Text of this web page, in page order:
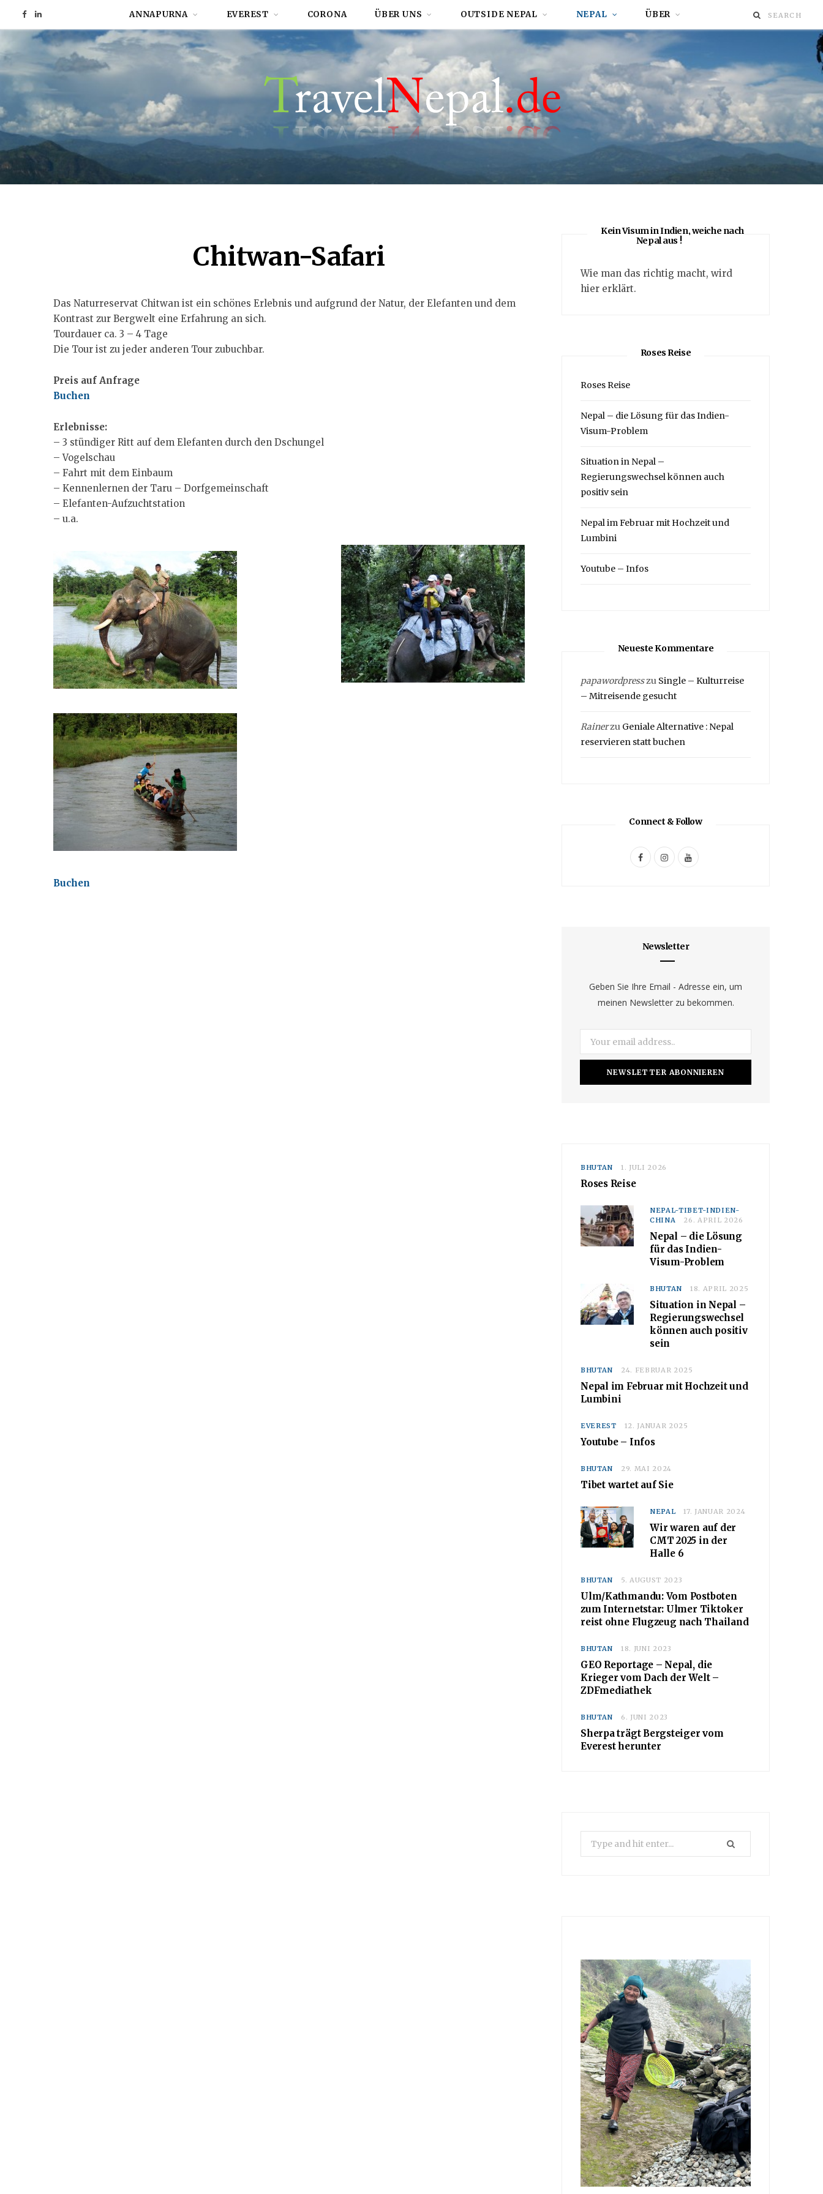
F
b
L
i
k
e
ANNAPURNA EVEREST CORONA ÜBER UNS OUTSIDE NEPAL NEPAL ÜBER
Chitwan-Safari
Das Naturreservat Chitwan ist ein schönes Erlebnis und aufgrund der Natur, der Elefanten und dem
Kontrast zur Bergwelt eine Erfahrung an sich.
Tourdauer ca. 3 – 4 Tage
Die Tour ist zu jeder anderen Tour zubuchbar.
Preis auf Anfrage
Buchen
Erlebnisse:
– 3 stündiger Ritt auf dem Elefanten durch den Dschungel
– Vogelschau
– Fahrt mit dem Einbaum
– Kennenlernen der Taru – Dorfgemeinschaft
– Elefanten-Aufzuchtstation
– u.a.
Buchen
Kein Visum in Indien, weiche nach
Nepal aus !
Wie man das richtig macht, wird
hier erklärt.
Roses Reise
Roses Reise
Nepal – die Lösung für das Indien-
Visum-Problem
Situation in Nepal –
Regierungswechsel können auch
positiv sein
Nepal im Februar mit Hochzeit und
Lumbini
Youtube – Infos
Neueste Kommentare
papawordpresszu Single – Kulturreise
– Mitreisende gesucht
Rainerzu Geniale Alternative : Nepal
reservieren statt buchen
Connect & Follow
F
k
I
a
g
r
a
Y
Newsletter
Geben Sie Ihre Email - Adresse ein, um
meinen Newsletter zu bekommen.
BHUTAN 1. JULI 2026
Roses Reise
NEPAL-TIBET-INDIEN-
CHINA
26. APRIL 2026
Nepal – die Lösung
für das Indien-
Visum-Problem
BHUTAN 18. APRIL 2025
Situation in Nepal –
Regierungswechsel
können auch positiv
sein
BHUTAN 24. FEBRUAR 2025
Nepal im Februar mit Hochzeit und
Lumbini
EVEREST 12. JANUAR 2025
Youtube – Infos
BHUTAN 29. MAI 2024
Tibet wartet auf Sie
NEPAL 17. JANUAR 2024
Wir waren auf der
CMT 2025 in der
Halle 6
BHUTAN 5. AUGUST 2023
Ulm/Kathmandu: Vom Postboten
zum Internetstar: Ulmer Tiktoker
reist ohne Flugzeug nach Thailand
BHUTAN 18. JUNI 2023
GEO Reportage – Nepal, die
Krieger vom Dach der Welt –
ZDFmediathek
BHUTAN 6. JUNI 2023
Sherpa trägt Bergsteiger vom
Everest herunter
Search
for: